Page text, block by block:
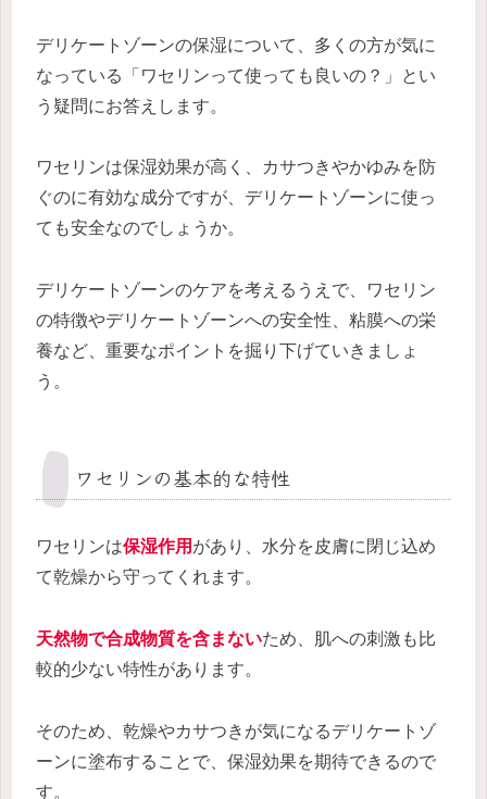
デリケートゾーンの保湿について、多くの方が気に
なっている「ワセリンって使っても良いの？」とい
う疑問にお答えします。
ワセリンは保湿効果が高く、カサつきやかゆみを防
ぐのに有効な成分ですが、デリケートゾーンに使っ
ても安全なのでしょうか。
デリケートゾーンのケアを考えるうえで、ワセリン
の特徴やデリケートゾーンへの安全性、粘膜への栄
養など、重要なポイントを掘り下げていきましょ
う。
ワセリンの基本的な特性
ワセリンは保湿作用 があり、水分を皮膚に閉じ込め
て乾燥から守ってくれます。
天然物で合成物質を含まないため、肌への刺激も比
較的少ない特性があります。
そのため、乾燥やカサつきが気になるデリケートゾ
ーンに塗布することで、保湿効果を期待できるので
す。